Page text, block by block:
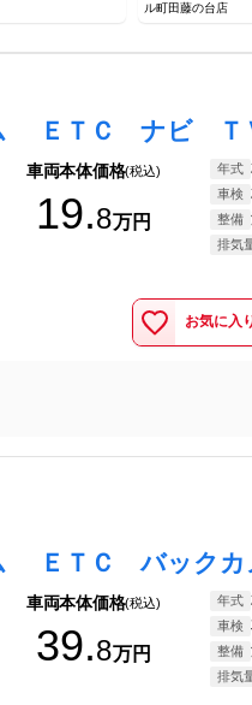
ル町田藤の台店
車両本体価格(税込)
19.8万円
年式
車検
整備
排気
お気に入
車両本体価格(税込)
39.8万円
年式
車検
整備
排気